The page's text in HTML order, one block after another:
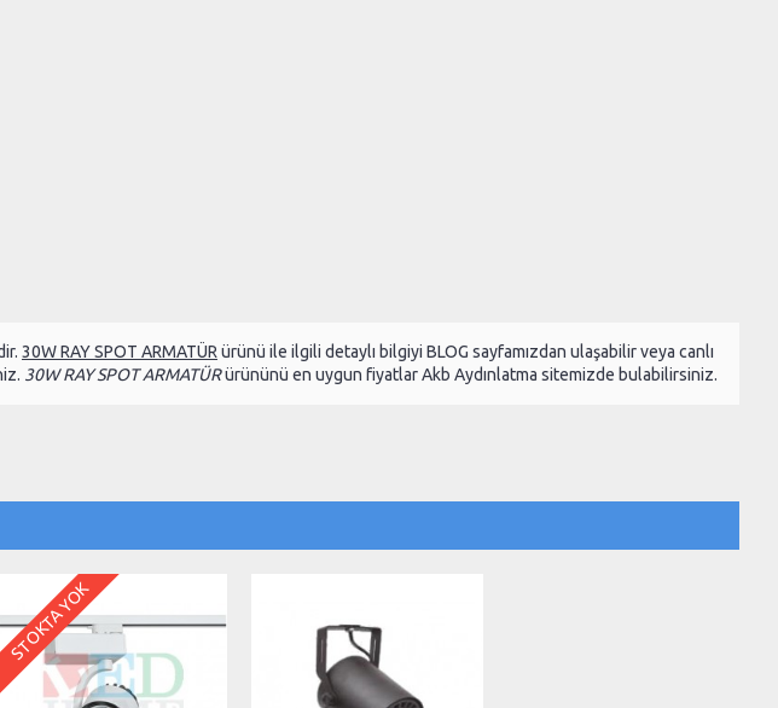
30W RAY SPOT ARMATÜR ürünü ile ilgili detaylı bilgiyi BLOG sayfamızdan ulaşabilir veya canlı
30W RAY SPOT ARMATÜRürününü en uygun fiyatlar Akb Aydınlatma sitemizde bulabilirsiniz.
STOKTA YOK